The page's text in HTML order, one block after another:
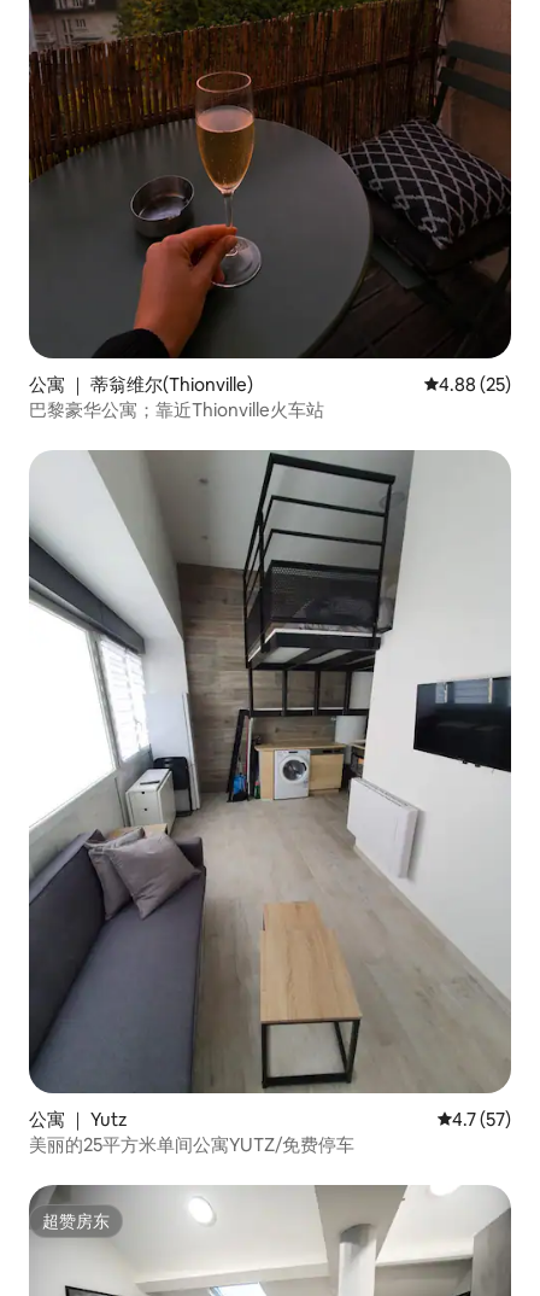
公寓 ｜ 蒂翁维尔(Thionville) 平均评分
4.88 (25)
巴黎豪华公寓；靠近Thionville火车站
公寓 ｜ Yutz 平均评分
4.7 (57)
美丽的25平方米单间公寓YUTZ/免费停车
超赞房东
超赞房东